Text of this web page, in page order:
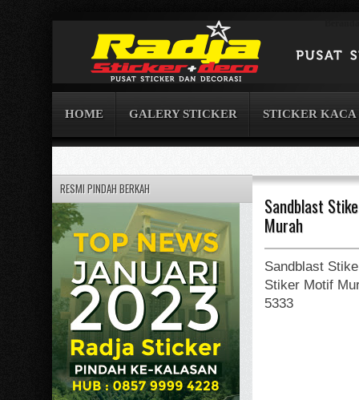
HOME GALERY STICKER STICKER KACA
Sandblast
Murah
Sandblast
Stiker Motif
5333
RESMI PINDAH BERKAH